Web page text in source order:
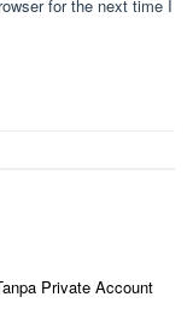
for the next time I
Private Account